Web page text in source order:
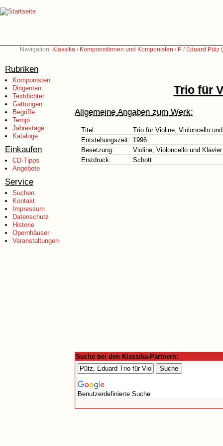
Navigation: Klassika / Komponistinnen und Komponisten / P / Eduard Pütz
Rubriken
Komponisten
Dirigenten
Textdichter
Gattungen
Begriffe
Tempi
Jahrestage
Kataloge
Einkaufen
CD-Tipps
Angebote
Service
Suchen
Kontakt
Impressum
Datenschutz
Historie
Opernhäuser
Veranstaltungen
Trio für
Allgemeine Angaben zum Werk:
Titel:
Trio für Violine, Violoncello
Entstehungszeit: 1996
Besetzung:
Violine, Violoncello und Klavier
Erstdruck:
Schott
Suche bei den Klassika-Partnern:
Benutzerdefinierte Suche